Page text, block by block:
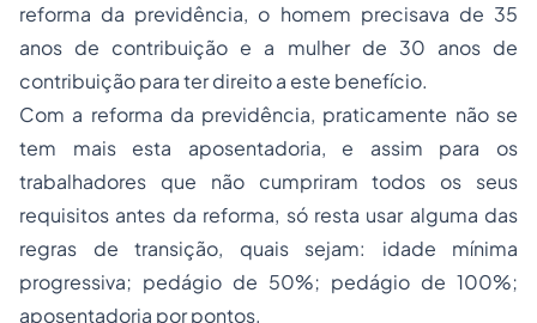
reforma da previdência, o homem precisava de 35
anos de contribuição e a mulher de 30 anos de
contribuição para ter direito a este benefício.
Com a reforma da previdência, praticamente não se
tem mais esta aposentadoria, e assim para os
trabalhadores que não cumpriram todos os seus
requisitos antes da reforma, só resta usar alguma das
regras de transição, quais sejam: idade mínima
progressiva; pedágio de 50%; pedágio de 100%;
aposentadoria por pontos.